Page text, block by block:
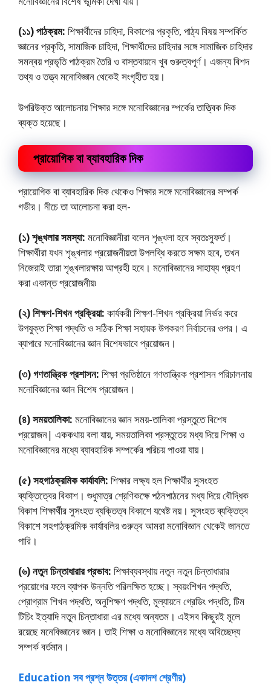
(১১) পাঠক্রম: শিক্ষার্থীদের চাহিদা, বিকাশের প্রকৃতি, পাঠ্য বিষয় সম্পর্কিত
জ্ঞানের প্রকৃতি, সামাজিক চাহিদা, শিক্ষার্থীদের চাহিদার সঙ্গে সামাজিক চাহিদার
সমন্বয় প্রভৃতি পাঠক্রম তৈরি ও বাস্তবায়নে খুব গুরুত্বপূর্ণ। এজন্য বিশদ
তথ্য ও তত্ত্ব মনােবিজ্ঞান থেকেই সংগৃহীত হয়।
উপরিউক্ত আলােচনায় শিক্ষার সঙ্গে মনােবিজ্ঞানের ম্পর্কের তাত্ত্বিক দিক
ব্যক্ত হয়েছে।
প্রায়ােগিক বা ব্যাবহারিক দিক
প্রায়ােগিক বা ব্যাবহারিক দিক থেকেও শিক্ষার সঙ্গে মনােবিজ্ঞানের সম্পর্ক
গভীর। নীচে তা আলােচনা করা হল-
(১) শৃঙ্খলার সমস্যা: মনােবিজ্ঞানীরা বলেন শৃঙ্খলা হবে স্বতঃস্ফুর্ত।
শিক্ষার্থীরা যখন শৃঙ্খলার প্রয়ােজনীয়তা উপলব্ধি করতে সক্ষম হবে, তখন
নিজেরাই তারা শৃঙ্খলারক্ষায় আগ্রহী হবে। মনােবিজ্ঞানের সাহায্য গ্রহণ
করা একান্ত প্রয়ােজনীয়৷
(২) শিক্ষণ-শিখন প্রক্রিয়া: কার্যকরী শিক্ষণ-শিখন প্রক্রিয়া নির্ভর করে
উপযুক্ত শিক্ষা পদ্ধতি ও সঠিক শিক্ষা সহায়ক উপকরণ নির্বাচনের ওপর। এ
ব্যাপারে মনােবিজ্ঞানের জ্ঞান বিশেষভাবে প্রয়ােজন।
(৩) গণতান্ত্রিক প্রশাসন: শিক্ষা প্রতিষ্ঠানে গণতান্ত্রিক প্রশাসন পরিচালনায়
মনােবিজ্ঞানের জ্ঞান বিশেষ প্রয়ােজন।
(৪) সময়তালিকা: মনােবিজ্ঞানের জ্ঞান সময়-তালিকা প্রস্তুতে বিশেষ
প্রয়ােজন| এককথায় বলা যায়, সময়তালিকা প্রস্তুতের মধ্য দিয়ে শিক্ষা ও
মনােবিজ্ঞানের মধ্যে ব্যাবহারিক সম্পর্কের পরিচয় পাওয়া যায়।
(৫) সহগাঠক্রমিক কার্যাবলি: শিক্ষার লক্ষ্য হল শিক্ষার্থীর সুসংহত
ব্যক্তিত্বের বিকাশ। শুধুমাত্র শ্রেণিকক্ষে পঠনপাঠনের মধ্য দিয়ে বৌদ্ধিক
বিকাশ শিক্ষার্থীর সুসংহত ব্যক্তিত্ব বিকাশে যথেষ্ট নয়। সুসংহত ব্যক্তিত্ব
বিকাশে সহপাঠক্রমিক কার্যাবলির গুরুত্ব আমরা মনােবিজ্ঞান থেকেই জানতে
পারি।
(৬) নতুন চিন্তাধারার প্রভাব: শিক্ষাব্যবস্থায় নতুন নতুন চিন্তাধারার
প্রয়ােগের ফলে ব্যাপক উন্নতি পরিলক্ষিত হচ্ছে। স্বয়ংশিখন পদ্ধতি,
প্রােগ্রাম শিখন পদ্ধতি, অনুশিক্ষণ পদ্ধতি, মূল্যায়নে গ্রেডিং পদ্ধতি, টিম
টিচিং ইত্যাদি নতুন চিন্তাধারা এর মধ্যে অন্যতম। এইসব কিছুরই মূলে
রয়েছে মনেবিজ্ঞানের জ্ঞান। তাই শিক্ষা ও মনোবিজ্ঞানের মধ্যে অবিচ্ছেদ্য
সম্পর্ক বর্তমান।
Education সব প্রশ্ন উত্তর (একাদশ শ্রেণীর)